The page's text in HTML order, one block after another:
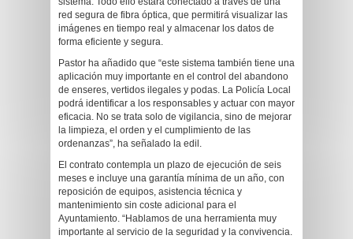
red segura de fibra óptica, que permitirá visualizar las
imágenes en tiempo real y almacenar los datos de
forma eficiente y segura.
Pastor ha añadido que “este sistema también tiene una
aplicación muy importante en el control del abandono
de enseres, vertidos ilegales y podas. La Policía Local
podrá identificar a los responsables y actuar con mayor
eficacia. No se trata solo de vigilancia, sino de mejorar
la limpieza, el orden y el cumplimiento de las
ordenanzas”, ha señalado la edil.
El contrato contempla un plazo de ejecución de seis
meses e incluye una garantía mínima de un año, con
reposición de equipos, asistencia técnica y
mantenimiento sin coste adicional para el
Ayuntamiento. “Hablamos de una herramienta muy
importante al servicio de la seguridad y la convivencia.